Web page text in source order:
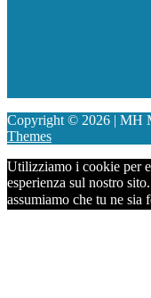
Copyright © 2026 | MH
Themes
Utilizziamo i cookie per
esperienza sul nostro
assumiamo che tu ne sia